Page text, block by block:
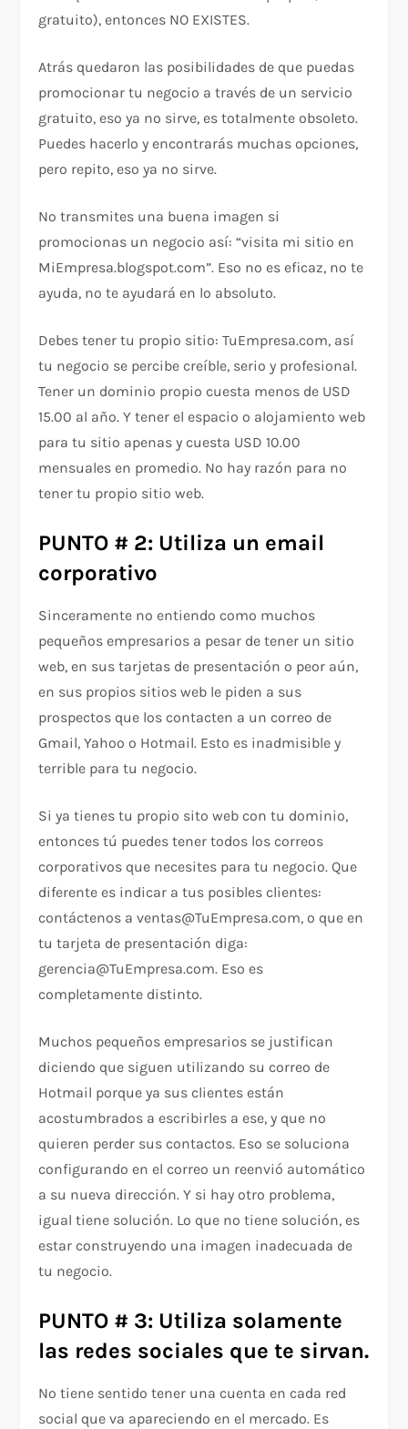
gratuito), entonces NO EXISTES.
Atrás quedaron las posibilidades de que puedas
promocionar tu negocio a través de un servicio
gratuito, eso ya no sirve, es totalmente obsoleto.
Puedes hacerlo y encontrarás muchas opciones,
pero repito, eso ya no sirve.
No transmites una buena imagen si
promocionas un negocio así: “visita mi sitio en
MiEmpresa.blogspot.com”. Eso no es eficaz, no te
ayuda, no te ayudará en lo absoluto.
Debes tener tu propio sitio: TuEmpresa.com, así
tu negocio se percibe creíble, serio y profesional.
Tener un dominio propio cuesta menos de USD
15.00 al año. Y tener el espacio o alojamiento web
para tu sitio apenas y cuesta USD 10.00
mensuales en promedio. No hay razón para no
tener tu propio sitio web.
PUNTO # 2: Utiliza un email
corporativo
Sinceramente no entiendo como muchos
pequeños empresarios a pesar de tener un sitio
web, en sus tarjetas de presentación o peor aún,
en sus propios sitios web le piden a sus
prospectos que los contacten a un correo de
Gmail, Yahoo o Hotmail. Esto es inadmisible y
terrible para tu negocio.
Si ya tienes tu propio sito web con tu dominio,
entonces tú puedes tener todos los correos
corporativos que necesites para tu negocio. Que
diferente es indicar a tus posibles clientes:
contáctenos a ventas@TuEmpresa.com, o que en
tu tarjeta de presentación diga:
gerencia@TuEmpresa.com. Eso es
completamente distinto.
Muchos pequeños empresarios se justifican
diciendo que siguen utilizando su correo de
Hotmail porque ya sus clientes están
acostumbrados a escribirles a ese, y que no
quieren perder sus contactos. Eso se soluciona
configurando en el correo un reenvió automático
a su nueva dirección. Y si hay otro problema,
igual tiene solución. Lo que no tiene solución, es
estar construyendo una imagen inadecuada de
tu negocio.
PUNTO # 3: Utiliza solamente
las redes sociales que te sirvan.
No tiene sentido tener una cuenta en cada red
social que va apareciendo en el mercado. Es